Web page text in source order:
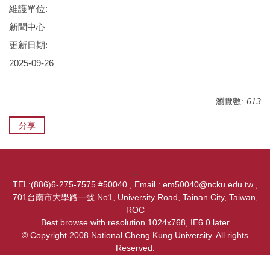
維護單位:
新聞中心
更新日期:
2025-09-26
瀏覽數: 613
分享
:::
TEL:(886)6-275-7575 #50040 , Email : em50040@ncku.edu.tw ,
701台南市大學路一號 No1, University Road, Tainan City, Taiwan,
ROC
Best browse with resolution 1024x768, IE6.0 later
© Copyright 2008 National Cheng Kung University. All rights
Reserved.